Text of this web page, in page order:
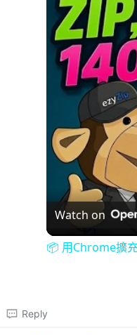
Watch on
📦 用Chrome擴
Reply